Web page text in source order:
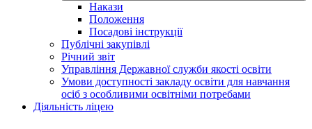
Накази
Положення
Посадові інструкції
Публічні закупівлі
Річний звіт
Управління Державної служби якості освіти
Умови доступності закладу освіти для навчання
осіб з особливими освітніми потребами
Діяльність ліцею